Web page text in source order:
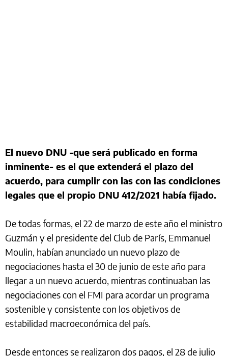
El nuevo DNU -que será publicado en forma
inminente- es el que extenderá el plazo del
acuerdo, para cumplir con las con las condiciones
legales que el propio DNU 412/2021 había fijado.
De todas formas, el 22 de marzo de este año el ministro
Guzmán y el presidente del Club de París, Emmanuel
Moulin, habían anunciado un nuevo plazo de
negociaciones hasta el 30 de junio de este año para
llegar a un nuevo acuerdo, mientras continuaban las
negociaciones con el FMI para acordar un programa
sostenible y consistente con los objetivos de
estabilidad macroeconómica del país.
Desde entonces se realizaron dos pagos, el 28 de julio